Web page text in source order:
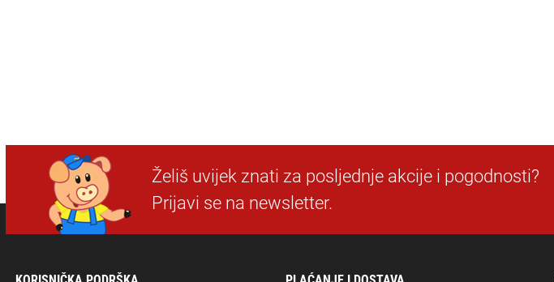
Želiš uvijek znati za posljednje akcije i pogodnosti?
Prijavi se na newsletter.